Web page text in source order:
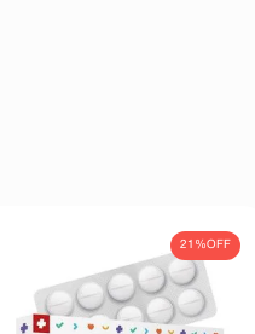
21%OFF